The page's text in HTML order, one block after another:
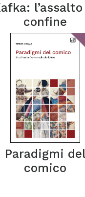
confine
Paradigmi
comico